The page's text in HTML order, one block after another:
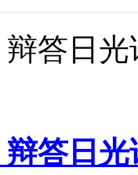
辩答日
答日